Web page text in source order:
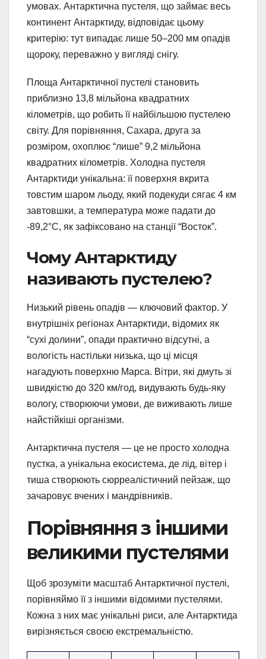
умовах. Антарктична пустеля, що займає весь
континент Антарктиду, відповідає цьому
критерію: тут випадає лише 50–200 мм опадів
щороку, переважно у вигляді снігу.
Площа Антарктичної пустелі становить
приблизно 13,8 мільйона квадратних
кілометрів, що робить її найбільшою пустелею
світу. Для порівняння, Сахара, друга за
розміром, охоплює “лише” 9,2 мільйона
квадратних кілометрів. Холодна пустеля
Антарктиди унікальна: її поверхня вкрита
товстим шаром льоду, який подекуди сягає 4 км
завтовшки, а температура може падати до
-89,2°C, як зафіксовано на станції “Восток”.
Чому Антарктиду
називають пустелею?
Низький рівень опадів — ключовий фактор. У
внутрішніх регіонах Антарктиди, відомих як
“сухі долини”, опади практично відсутні, а
вологість настільки низька, що ці місця
нагадують поверхню Марса. Вітри, які дмуть зі
швидкістю до 320 км/год, видувають будь-яку
вологу, створюючи умови, де виживають лише
найстійкіші організми.
Антарктична пустеля — це не просто холодна
пустка, а унікальна екосистема, де лід, вітер і
тиша створюють сюрреалістичний пейзаж, що
зачаровує вчених і мандрівників.
Порівняння з іншими
великими пустелями
Щоб зрозуміти масштаб Антарктичної пустелі,
порівняймо її з іншими відомими пустелями.
Кожна з них має унікальні риси, але Антарктида
вирізняється своєю екстремальністю.